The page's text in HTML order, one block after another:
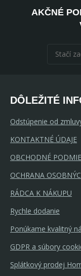
AKČNÉ
DÔLEŽITÉ
Odstúpenie od
KONTAKTNÉ ÚDAJE
OBCHODNÉ
OCHRANA
RÁDCA K NÁKUPU
Rychle dodanie
Ponúkame kvalitný
GDPR a súbory
Splátkový prodej